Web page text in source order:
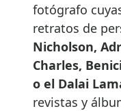
fotógrafo
retratos de
Nicholson,
Charles,
o el Dalai
revistas y